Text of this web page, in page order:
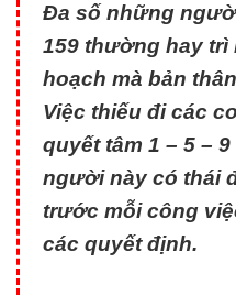
Đa số những
159 thường hay trì
hoạch mà bản
Việc thiếu đi các
quyết tâm 1 – 5 –
người này có thái
trước mỗi công
các quyết định.